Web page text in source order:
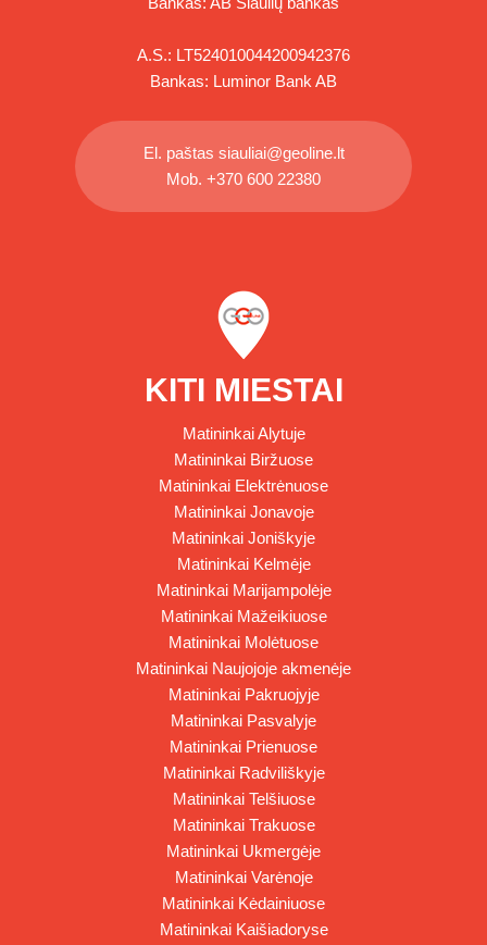
A.S.: LT524010044200942376
Bankas: Luminor Bank AB
El. paštas siauliai@geoline.lt
Mob. +370 600 22380
KITI MIESTAI
Matininkai Alytuje
Matininkai Biržuose
Matininkai Elektrėnuose
Matininkai Jonavoje
Matininkai Joniškyje
Matininkai Kelmėje
Matininkai Marijampolėje
Matininkai Mažeikiuose
Matininkai Molėtuose
Matininkai Naujojoje akmenėje
Matininkai Pakruojyje
Matininkai Pasvalyje
Matininkai Prienuose
Matininkai Radviliškyje
Matininkai Telšiuose
Matininkai Trakuose
Matininkai Ukmergėje
Matininkai Varėnoje
Matininkai Kėdainiuose
Matininkai Kaišiadoryse